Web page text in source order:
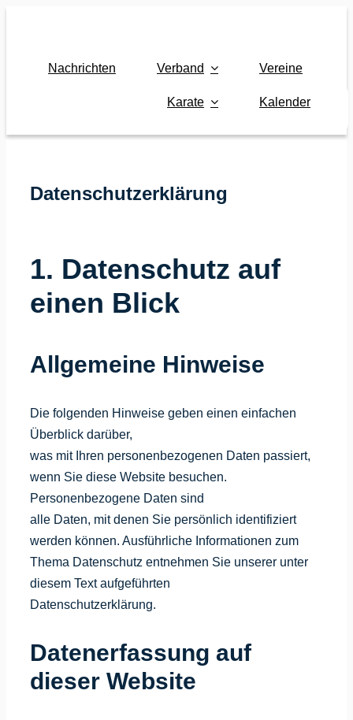
Nachrichten Verband Vereine
Karate Kalender
Datenschutzerklärung
1. Datenschutz auf
einen Blick
Allgemeine Hinweise
Die folgenden Hinweise geben einen einfachen
Überblick darüber,
was mit Ihren personenbezogenen Daten passiert,
wenn Sie diese Website besuchen.
Personenbezogene Daten sind
alle Daten, mit denen Sie persönlich identifiziert
werden können. Ausführliche Informationen zum
Thema Datenschutz entnehmen Sie unserer unter
diesem Text aufgeführten
Datenschutzerklärung.
Datenerfassung auf
dieser Website